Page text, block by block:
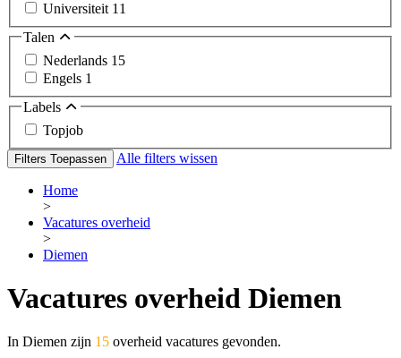
Universiteit 11
Talen
Nederlands 15
Engels 1
Labels
Topjob
Filters Toepassen Alle filters wissen
Home
>
Vacatures overheid
>
Diemen
Vacatures overheid Diemen
In Diemen zijn 15 overheid vacatures gevonden.